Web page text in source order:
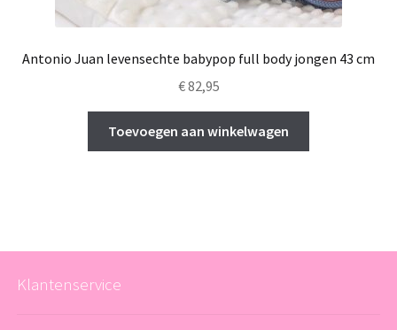
Antonio Juan levensechte babypop full body jongen 43 cm
€82,95
Toevoegen aan winkelwagen
Klantenservice